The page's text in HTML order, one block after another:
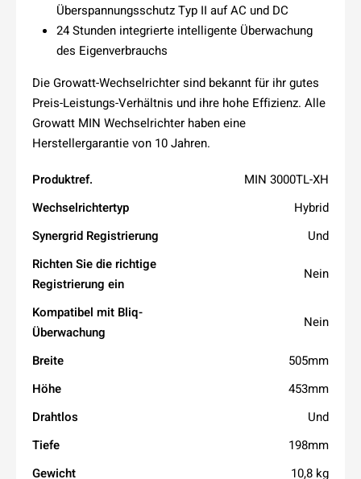
Überspannungsschutz Typ II auf AC und DC
24 Stunden integrierte intelligente Überwachung
des Eigenverbrauchs
Die Growatt-Wechselrichter sind bekannt für ihr gutes
Preis-Leistungs-Verhältnis und ihre hohe Effizienz. Alle
Growatt MIN Wechselrichter haben eine
Herstellergarantie von 10 Jahren.
Produktref.
MIN 3000TL-XH
Wechselrichtertyp
Hybrid
Synergrid Registrierung
Und
Richten Sie die richtige
Registrierung ein
Nein
Kompatibel mit Bliq-
Überwachung
Nein
Breite
505mm
Höhe
453mm
Drahtlos
Und
Tiefe
198mm
Gewicht
10,8 kg